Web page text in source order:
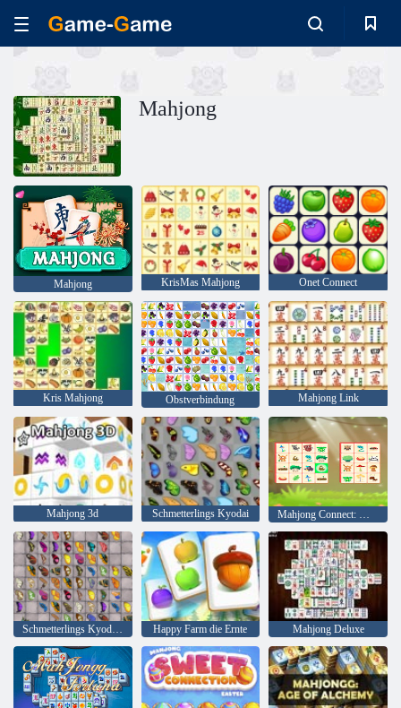
Mahjong
Mahjong KrisMas Mahjong Onet Connect
Kris Mahjong Obstverbindung Mahjong Link
Mahjong 3d Schmetterlings Kyodai Mahjong Connect: Woodventure
Schmetterlings Kyodai HD Happy Farm die Ernte Mahjong Deluxe